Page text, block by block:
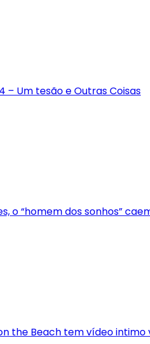
– Um tesão e Outras Coisas
o “homem dos sonhos”
the Beach tem vídeo